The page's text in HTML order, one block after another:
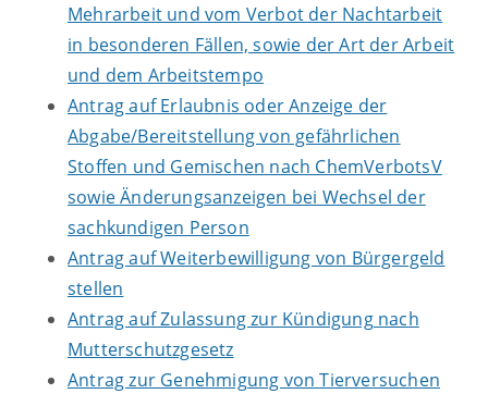
Mehrarbeit und vom Verbot der Nachtarbeit
in besonderen Fällen, sowie der Art der Arbeit
und dem Arbeitstempo
Antrag auf Erlaubnis oder Anzeige der
Abgabe/Bereitstellung von gefährlichen
Stoffen und Gemischen nach ChemVerbotsV
sowie Änderungsanzeigen bei Wechsel der
sachkundigen Person
Antrag auf Weiterbewilligung von Bürgergeld
stellen
Antrag auf Zulassung zur Kündigung nach
Mutterschutzgesetz
Antrag zur Genehmigung von Tierversuchen